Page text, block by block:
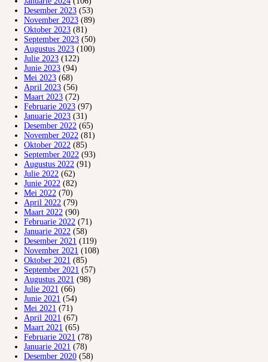
Desember 2023 (53)
November 2023 (89)
Oktober 2023 (81)
September 2023 (50)
Augustus 2023 (100)
Julie 2023 (122)
Junie 2023 (94)
Mei 2023 (68)
April 2023 (56)
Maart 2023 (72)
Februarie 2023 (97)
Januarie 2023 (31)
Desember 2022 (65)
November 2022 (81)
Oktober 2022 (85)
September 2022 (93)
Augustus 2022 (91)
Julie 2022 (62)
Junie 2022 (82)
Mei 2022 (70)
April 2022 (79)
Maart 2022 (90)
Februarie 2022 (71)
Januarie 2022 (58)
Desember 2021 (119)
November 2021 (108)
Oktober 2021 (85)
September 2021 (57)
Augustus 2021 (98)
Julie 2021 (66)
Junie 2021 (54)
Mei 2021 (71)
April 2021 (67)
Maart 2021 (65)
Februarie 2021 (78)
Januarie 2021 (78)
Desember 2020 (58)